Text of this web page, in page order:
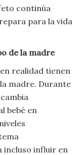
continúa
para la vida
de la madre
realidad tienen
madre. Durante
bebé en
incluso influir en